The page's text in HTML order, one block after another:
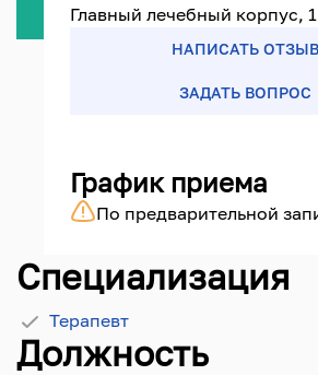
Главный лечебный корпус,
НАПИСАТЬ ОТЗЫВ
ЗАДАТЬ ВОПРОС
График приема
По предварительной
Специализация
Терапевт
Должность